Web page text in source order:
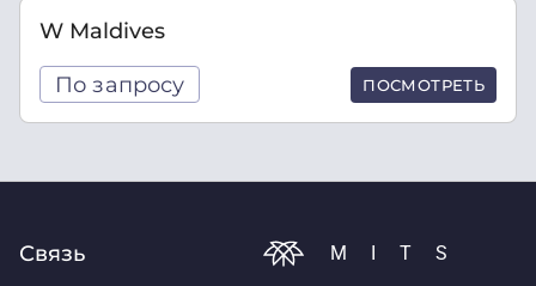
W Maldives
По запросу ПОСМОТРЕТЬ
Связь MITS